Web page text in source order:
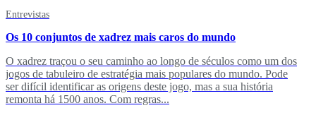
Entrevistas
Os 10 conjuntos de xadrez mais caros do mundo
O xadrez traçou o seu caminho ao longo de séculos como um dos
jogos de tabuleiro de estratégia mais populares do mundo. Pode
ser difícil identificar as origens deste jogo, mas a sua história
remonta há 1500 anos. Com regras...